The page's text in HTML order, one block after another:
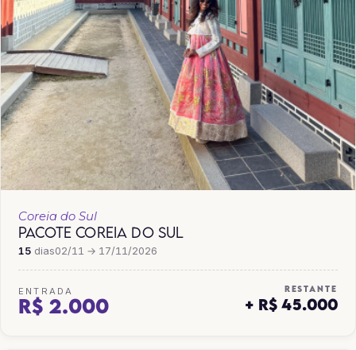
Coreia do Sul
PACOTE COREIA DO SUL
15 dias02/11 → 17/11/2026
ENTRADA
R$ 2.000
RESTANTE
+ R$ 45.000